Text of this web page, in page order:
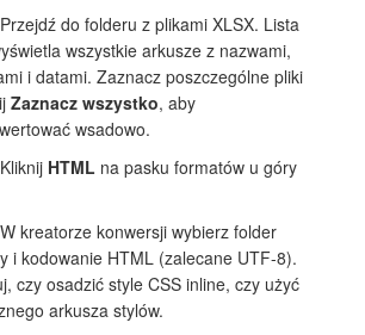
Przejdź do folderu z plikami XLSX. Lista
wszystkie arkusze z nazwami,
i datami. Zaznacz poszczególne pliki
Zaznacz wszystko, aby
wsadowo.
Kliknij HTML na pasku formatów u góry
W kreatorze konwersji wybierz folder
i kodowanie HTML (zalecane UTF-8).
czy osadzić style CSS inline, czy użyć
arkusza stylów.